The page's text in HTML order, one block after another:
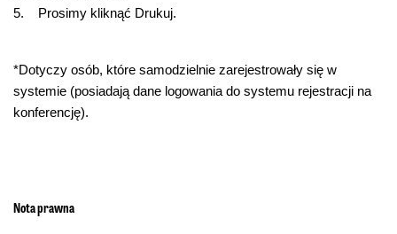
5. Prosimy kliknąć Drukuj.
*Dotyczy osób, które samodzielnie zarejestrowały się w
systemie (posiadają dane logowania do systemu rejestracji na
konferencję).
Nota prawna